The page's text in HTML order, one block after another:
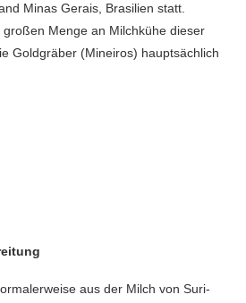
Minas Gerais, Brasilien statt.
Menge an Milchkühe dieser
Goldgräber (Mineiros) hauptsächlich
aus der Milch von Suri-